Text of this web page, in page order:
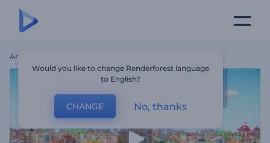
Ana Sayfa
Would you like to change Renderforest language
to English?
CHANGE No, thanks